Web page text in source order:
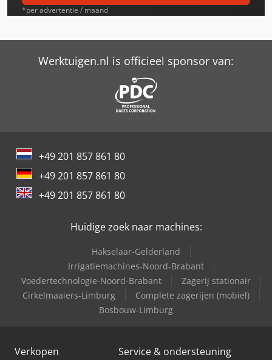
*per advertentie / maand
Werktuigen.nl is officieel sponsor van:
+49 201 857 861 80
+49 201 857 861 80
+49 201 857 861 80
Huidige zoek naar machines:
Hakselaar-Gelderland
Irrigatiemachines-Noord-Brabant
Voedertechnologie-Noord-Brabant
Zagerij stationair
Cirkelmaaiers-Limburg
Complete zagerijen (mobiel)
Bosbouw-Limburg
Verkopen Service & ondersteuning